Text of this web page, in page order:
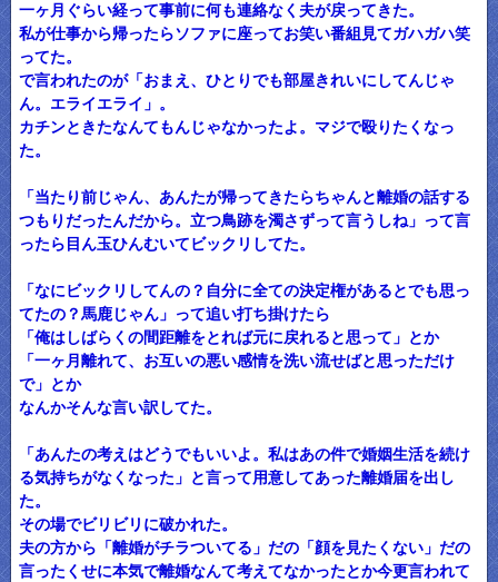
一ヶ月ぐらい経って事前に何も連絡なく夫が戻ってきた。
私が仕事から帰ったらソファに座ってお笑い番組見てガハガハ笑
ってた。
で言われたのが「おまえ、ひとりでも部屋きれいにしてんじゃ
ん。エライエライ」。
カチンときたなんてもんじゃなかったよ。マジで殴りたくなっ
た。
「当たり前じゃん、あんたが帰ってきたらちゃんと離婚の話する
つもりだったんだから。立つ鳥跡を濁さずって言うしね」って言
ったら目ん玉ひんむいてビックリしてた。
「なにビックリしてんの？自分に全ての決定権があるとでも思っ
てたの？馬鹿じゃん」って追い打ち掛けたら
「俺はしばらくの間距離をとれば元に戻れると思って」とか
「一ヶ月離れて、お互いの悪い感情を洗い流せばと思っただけ
で」とか
なんかそんな言い訳してた。
「あんたの考えはどうでもいいよ。私はあの件で婚姻生活を続け
る気持ちがなくなった」と言って用意してあった離婚届を出し
た。
その場でビリビリに破かれた。
夫の方から「離婚がチラついてる」だの「顔を見たくない」だの
言ったくせに本気で離婚なんて考えてなかったとか今更言われて